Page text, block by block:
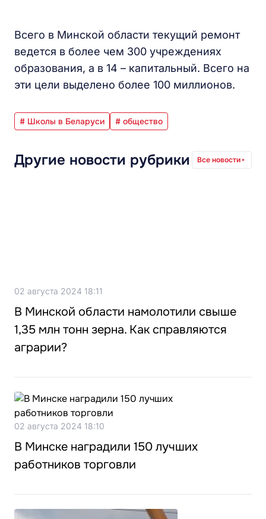
Всего в Минской области текущий ремонт
ведется в более чем 300 учреждениях
образования, а в 14 – капитальный. Всего на
эти цели выделено более 100 миллионов.
# Школы в Беларуси # общество
Другие новости рубрики Все новости
02 августа 2024 18:11
В Минской области намолотили свыше
1,35 млн тонн зерна. Как справляются
аграрии?
02 августа 2024 18:10
В Минске наградили 150 лучших
работников торговли